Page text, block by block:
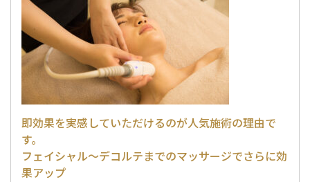
即効果を実感していただけるのが人気施術の理由で
す。
フェイシャル～デコルテまでのマッサージでさらに効
果アップ